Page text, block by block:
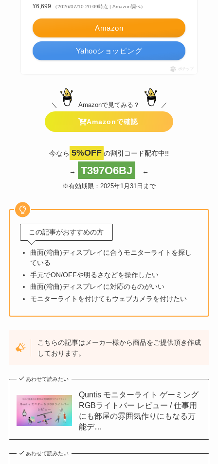
¥6,699
（2026/07/10 20:09時点 | Amazon調べ）
Amazon
Yahooショッピング
ポチップ
＼ Amazonで見てみる？ ／
Amazonで確認
今なら 5%OFF の割引コード配布中!!
→ T397O6BJ ←
※有効期限：2025年1月31日まで
この記事がおすすめの方
曲面(湾曲)ディスプレイに合うモニターライトを探し
ている
手元でON/OFFや明るさなどを操作したい
曲面(湾曲)ディスプレイに対応のものがいい
モニターライトを付けてもウェブカメラを付けたい
こちらの記事はメーカー様から商品をご提供頂き作成
しております。
あわせて読みたい
Quntis モニターライト ゲーミング
RGBライトバー レビュー / 仕事用
にも部屋の雰囲気作りにもなる万
能デ…
あわせて読みたい